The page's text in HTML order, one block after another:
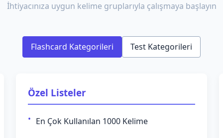
İhtiyacınıza uygun kelime gruplarıyla çalışmaya başlayın
Flashcard Kategorileri Test Kategorileri
Özel Listeler
En Çok Kullanılan 1000 Kelime